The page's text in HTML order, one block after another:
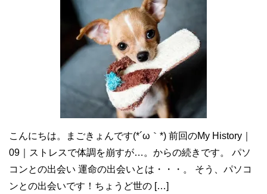
こんにちは。まごきょんです(*´ω｀*) 前回のMy History｜
09｜ストレスで体調を崩すが…。からの続きです。 パソ
コンとの出会い 運命の出会いとは・・・。 そう、パソコ
ンとの出会いです！ちょうど世の […]